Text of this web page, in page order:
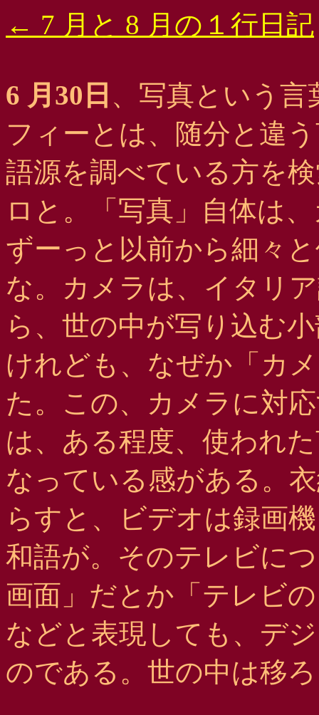
← 7 月と 8 月の１行日記
6 月30日 、写真という
フィーとは、随分と違
語源を調べている方を
ロと。「写真」自体は
ずーっと以前から細々
な。カメラは、イタリ
ら、世の中が写り込む
けれども、なぜか「カ
た。この、カメラに対
は、ある程度、使われ
なっている感がある。
らすと、ビデオは録画
和語が。そのテレビに
画面」だとか「テレビ
などと表現しても、デ
のである。世の中は移